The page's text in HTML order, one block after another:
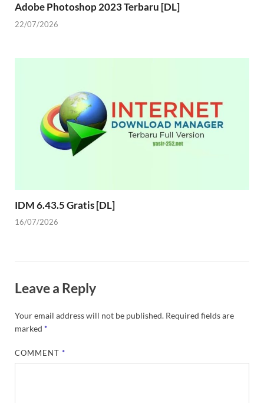
Adobe Photoshop 2023 Terbaru [DL]
22/07/2026
IDM 6.43.5 Gratis [DL]
16/07/2026
Leave a Reply
Your email address will not be published. Required fields are
marked *
COMMENT*